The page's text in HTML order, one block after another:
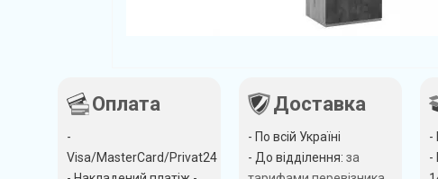
Оплата
-
Visa/MasterCard/Privat24
Доставка
- По всій Україні
- До відділення: за
-
-